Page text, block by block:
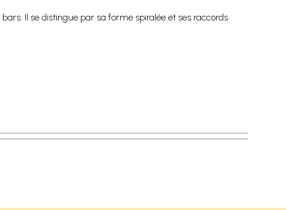
Il se distingue par sa forme spiralée et ses raccords